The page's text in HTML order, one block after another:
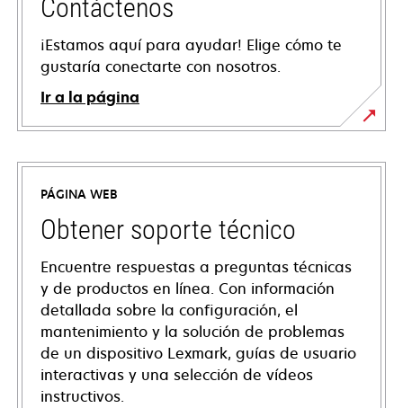
Contáctenos
¡Estamos aquí para ayudar! Elige cómo te
gustaría conectarte con nosotros.
Ir a la página
PÁGINA WEB
Obtener soporte técnico
Encuentre respuestas a preguntas técnicas
y de productos en línea. Con información
detallada sobre la configuración, el
mantenimiento y la solución de problemas
de un dispositivo Lexmark, guías de usuario
interactivas y una selección de vídeos
instructivos.